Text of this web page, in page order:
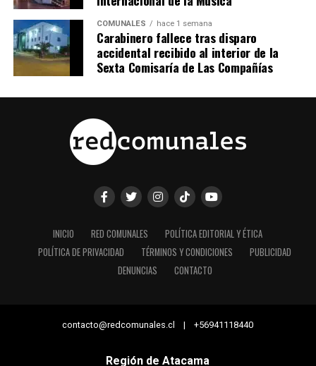
COMUNALES hace 1 semana
Carabinero fallece tras disparo
accidental recibido al interior de la
Sexta Comisaría de Las Compañías
INICIO RED COMUNALES
POLÍTICA EDITORIAL Y ÉTICA
POLÍTICA DE PRIVACIDAD
TÉRMINOS Y CONDICIONES
PUBLICIDAD
DENUNCIAS
CONTACTO
contacto@redcomunales.cl | +56941118440
Región de Atacama